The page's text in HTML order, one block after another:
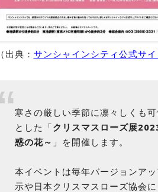
（出典： サンシャインシティ公式サイ
寒さの厳しい季節に凛々しくも
とした「クリスマスローズ展
惑の花～ 」を開催します。
本イベントは毎年バージョンア
示や日本クリスマスローズ協会